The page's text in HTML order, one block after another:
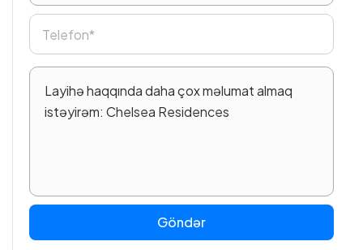
Göndər